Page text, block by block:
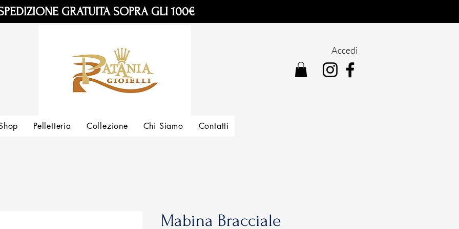
GRATUITA SOPRA GLI 100€
Accedi
Mabina Bracciale
Pelletteria Collezione Chi Siamo Contatti